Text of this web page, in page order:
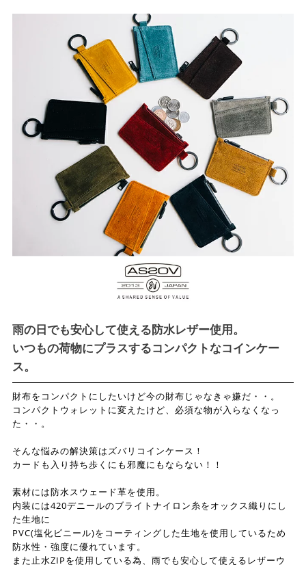
雨の日でも安心して使える防水レザー使用。
いつもの荷物にプラスするコンパクトなコインケー
ス。
財布をコンパクトにしたいけど今の財布じゃなきゃ嫌だ・・。
コンパクトウォレットに変えたけど、必須な物が入らなくなっ
た・・。
そんな悩みの解決策はズバリコインケース！
カードも入り持ち歩くにも邪魔にもならない！！
素材には防水スウェード革を使用。
内装には420デニールのブライトナイロン糸をオックス織りにし
た生地に
PVC(塩化ビニール)をコーティングした生地を使用しているため
防水性・強度に優れています。
また止水ZIPを使用している為、雨でも安心して使えるレザーウ